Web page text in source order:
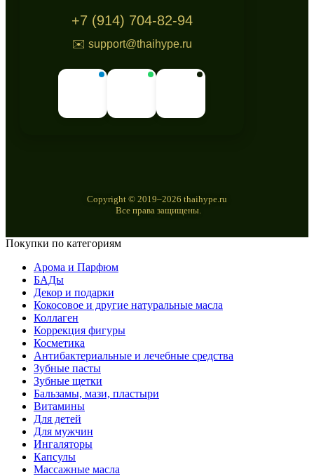
+7 (914) 704-82-94
✉️ support@thaihype.ru
Copyright © 2019–2026 thaihype.ru
Все права защищены.
Покупки по категориям
Арома и Парфюм
БАДы
Декор и подарки
Кокосовое и другие натуральные масла
Коллаген
Коррекция фигуры
Косметика
Антибактериальные и лечебные средства
Зубные пасты
Зубные щетки
Бальзамы, мази, пластыри
Витамины
Для детей
Для мужчин
Ингаляторы
Капсулы
Массажные масла